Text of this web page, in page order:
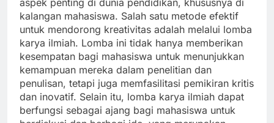
aspek penting di dunia pendidikan, khususnya di
kalangan mahasiswa. Salah satu metode efektif
untuk mendorong kreativitas adalah melalui lomba
karya ilmiah. Lomba ini tidak hanya memberikan
kesempatan bagi mahasiswa untuk menunjukkan
kemampuan mereka dalam penelitian dan
penulisan, tetapi juga memfasilitasi pemikiran kritis
dan inovatif. Selain itu, lomba karya ilmiah dapat
berfungsi sebagai ajang bagi mahasiswa untuk